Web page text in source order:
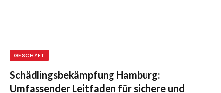
GESCHÄFT
Schädlingsbekämpfung Hamburg:
Umfassender Leitfaden für sichere und